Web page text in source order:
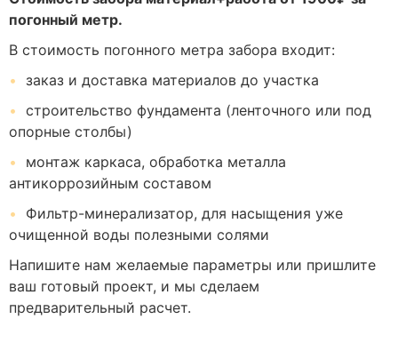
погонный метр.
В стоимость погонного метра забора входит:
заказ и доставка материалов до участка
строительство фундамента (ленточного или под
опорные столбы)
монтаж каркаса, обработка металла
антикоррозийным составом
Фильтр-минерализатор, для насыщения уже
очищенной воды полезными солями
Напишите нам желаемые параметры или пришлите
ваш готовый проект, и мы сделаем
предварительный расчет.